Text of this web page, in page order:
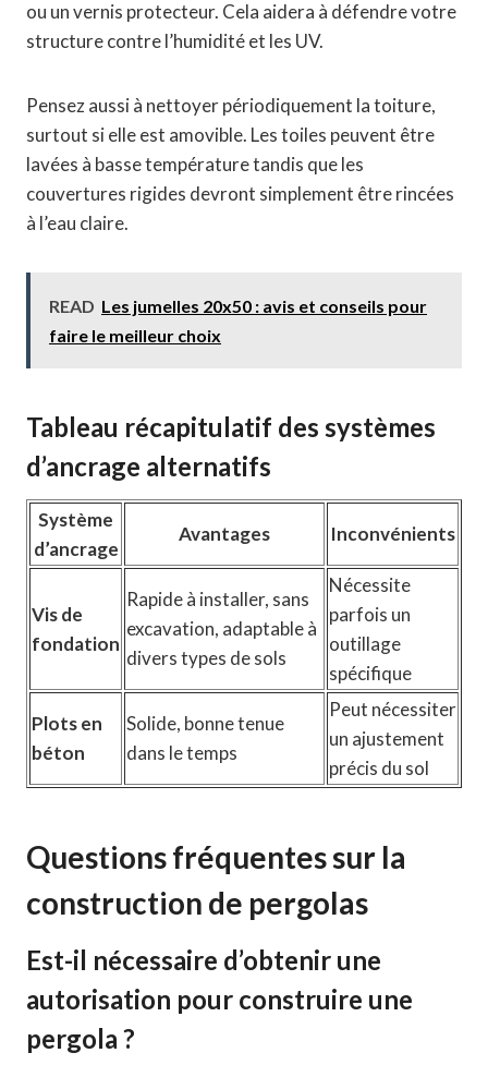
ou un vernis protecteur. Cela aidera à défendre votre
structure contre l’humidité et les UV.
Pensez aussi à nettoyer périodiquement la toiture,
surtout si elle est amovible. Les toiles peuvent être
lavées à basse température tandis que les
couvertures rigides devront simplement être rincées
à l’eau claire.
READ Les jumelles 20x50 : avis et conseils pour
faire le meilleur choix
Tableau récapitulatif des systèmes
d’ancrage alternatifs
Système
d’ancrage
Avantages Inconvénients
Vis de
fondation
Rapide à installer, sans
excavation, adaptable à
divers types de sols
Nécessite
parfois un
outillage
spécifique
Plots en
béton
Solide, bonne tenue
dans le temps
Peut nécessiter
un ajustement
précis du sol
Questions fréquentes sur la
construction de pergolas
Est-il nécessaire d’obtenir une
autorisation pour construire une
pergola ?